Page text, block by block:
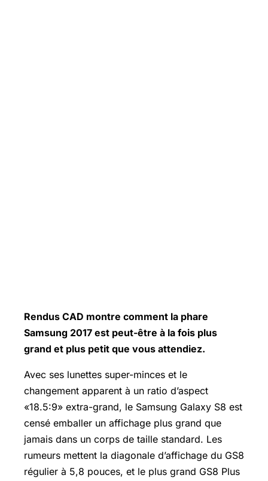
Rendus CAD montre comment la phare
Samsung 2017 est peut-être à la fois plus
grand et plus petit que vous attendiez.
Avec ses lunettes super-minces et le
changement apparent à un ratio d’aspect
«18.5:9» extra-grand, le Samsung Galaxy S8 est
censé emballer un affichage plus grand que
jamais dans un corps de taille standard. Les
rumeurs mettent la diagonale d’affichage du GS8
régulier à 5,8 pouces, et le plus grand GS8 Plus